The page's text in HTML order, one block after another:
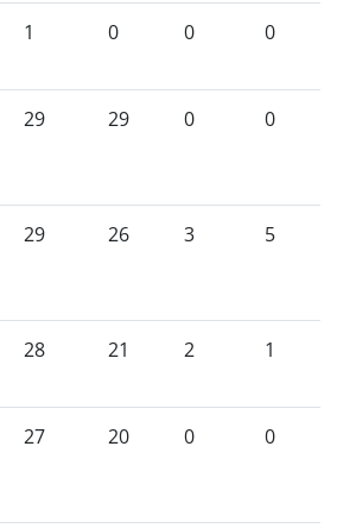
1 0 0 0
29 29 0 0
29 26 3 5
28 21 2 1
27 20 0 0